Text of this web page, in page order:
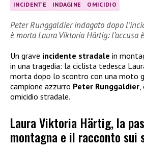
INCIDENTE INDAGINE OMICIDIO
Peter Runggaldier indagato dopo
è morta Laura Viktoria Härtig:
Un grave incidente stradale in
in una tragedia: la ciclista tedesca
morta dopo lo scontro con una moto
campione azzurro Peter Runggaldier,
omicidio stradale.
Laura Viktoria Härtig, la
montagna e il racconto sui